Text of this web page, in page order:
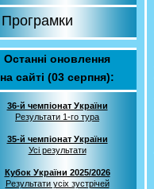
Програмки
Останні оновлення
на сайті (03 серпня):
36-й чемпіонат України
Результати 1-го тура
35-й чемпіонат України
Усі результати
Кубок України 2025/2026
Результати усіх зустрічей